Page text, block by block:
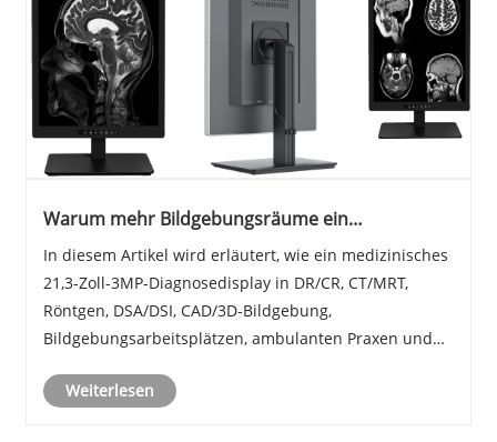
Warum mehr Bildgebungsräume ein
3 MP benötigen?
In diesem Artikel wird erläutert, wie ein medizinisches
21,3-Zoll-3MP-Diagnosedisplay in DR/CR, CT/MRT,
Röntgen, DSA/DSI, CAD/3D-Bildgebung,
Bildgebungsarbeitsplätzen, ambulanten Praxen und
werden kann. Es erklärt, warum medizinische
Weiterlesen